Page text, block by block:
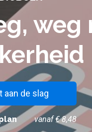
weg
aan de slag
vanaf € 8,48